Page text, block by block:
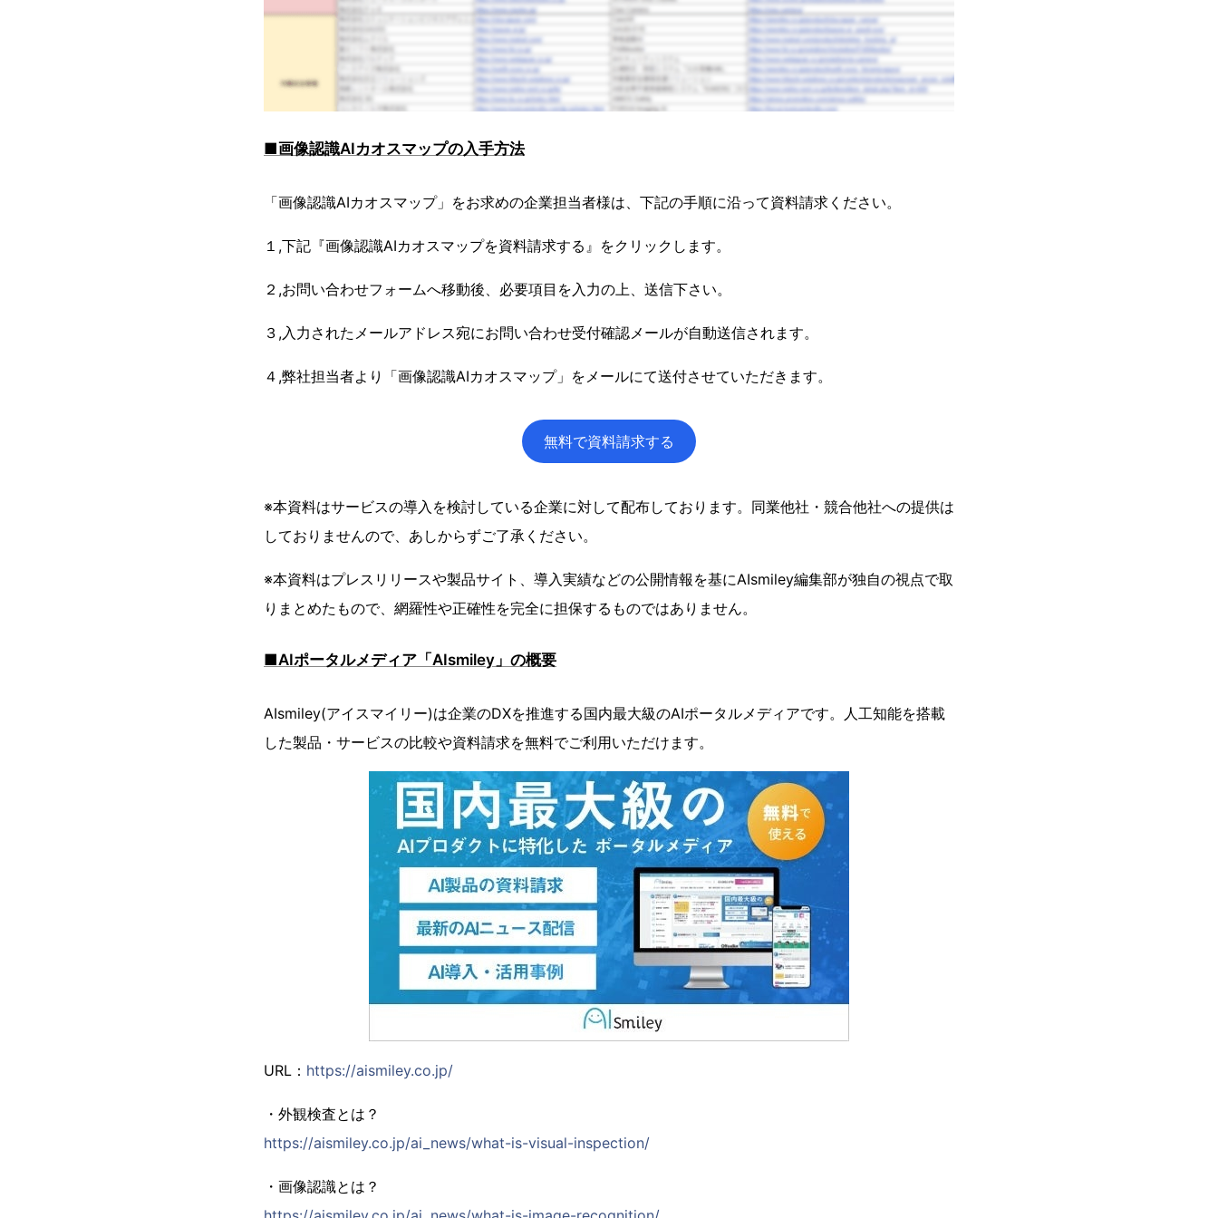
■画像認識AIカオスマップの入手方法
「画像認識AIカオスマップ」をお求めの企業担当者様は、下記の手順に沿って資料請求ください。
１,下記『画像認識AIカオスマップを資料請求する』をクリックします。
２,お問い合わせフォームへ移動後、必要項目を入力の上、送信下さい。
３,入力されたメールアドレス宛にお問い合わせ受付確認メールが自動送信されます。
４,弊社担当者より「画像認識AIカオスマップ」をメールにて送付させていただきます。
無料で資料請求する
※本資料はサービスの導入を検討している企業に対して配布しております。同業他社・競合他社への提供は
しておりませんので、あしからずご了承ください。
※本資料はプレスリリースや製品サイト、導入実績などの公開情報を基にAIsmiley編集部が独自の視点で取
りまとめたもので、網羅性や正確性を完全に担保するものではありません。
■AIポータルメディア「AIsmiley」の概要
AIsmiley(アイスマイリー)は企業のDXを推進する国内最大級のAIポータルメディアです。人工知能を搭載
した製品・サービスの比較や資料請求を無料でご利用いただけます。
URL： https://aismiley.co.jp/
・外観検査とは？
https://aismiley.co.jp/ai_news/what-is-visual-inspection/
・画像認識とは？